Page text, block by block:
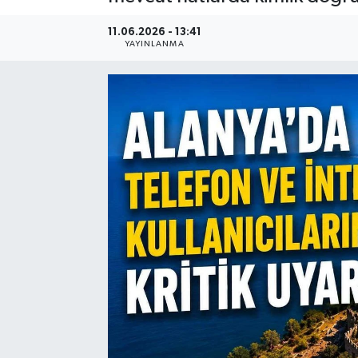
11.06.2026 - 13:41
YAYINLANMA